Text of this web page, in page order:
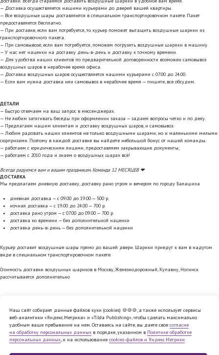
— Доставка осуществляется нашими курьерами до дверей вашей квартиры.
— Все воздушные шары доставляются в специальном транспортировочном пакете. Пакет
предоставляется бесплатно.
— При доставке, если вам потребуется, то курьер поможет вытащить воздушные шарики из
транспортировочного пакета.
— При самовывозе, если вам потребуется, поможем погрузить воздушные шарики в машину.
— У нас нет наценки на доставку день-в-день и доставку к точному времени.
— Для удобства наших клиентов по предварительной договоренности возможен самовывоз
воздушных шаров в нерабочее время офиса.
— Доставка воздушных шаров осуществляется нашими курьерами с 07.00 до 24.00.
— Если вам нужна доставка или самовывоз в нерабочее время — пишите, все обсудим.
ДЕТАЛИ
— Быстро отвечаем на ваш запрос в мессенджерах.
— Не любим затягивать беседы при оформлении заказа — задаем вопросы четко и по делу.
— Предлагаем нашим клиентам и доставку воздушных шаров, и самовывоз.
— Любим радовать наших клиентов не только воздушными шарами, но и маленькими милыми
сюрпризами. Поэтому в каждой доставке вы найдете небольшой бонус от нашей команды.
— работаем с юридическими лицами, предоставляем закрывающие документы;
— работаем с 2010 года и знаем о воздушных шарах всё!
Всегда радуемся вам и вашим праздникам. Команда 12 МЕСЯЦЕВ ❤
ДОСТАВКА
Мы предлагаем дневную доставку, доставку рано утром и вечером по городу Балашиха
дневная доставка — с 09.00 до 19.00 — 500 р.
ночная доставка — с 19.00 до 24.00 — 700 р.
доставка рано утром — с 07.00 до 09.00 — 700 р.
доставка ко времени — без дополнительной наценки
доставка день-в-день — без дополнительной наценки
Курьер доставит воздушные шары прямо до вашей двери. Шарики приедут к вам в надутом
виде в специальном транспортировочном пакете
Стоимость доставки воздушных шариков в Москву, Железнодорожный, Купавну, Ногинск
рассчитывается дополнительно
Политика обработки персональных
данных
Согласие на обработку персональных
данных
Наш сайт собирает данные файлов куки (cookies) 🍪🍪🍪, а также использует сервисы
веб-аналитики «Яндекс.Метрика» и «Tilda Publishing», чтобы сделать максимально
удобным ваше пребывание на нем. Оставаясь на сайте, вы даете свое согласие
на обработку персональных данных в порядке, указанном в Политике обработке
персональных данных, и на использование cookies-файлов и Яндекс.Метрики